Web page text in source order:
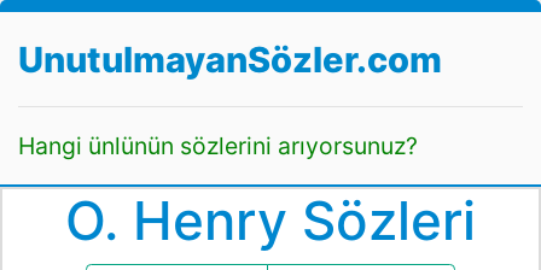
UnutulmayanSözler.com
Hangi ünlünün sözlerini arıyorsunuz?
O. Henry Sözleri